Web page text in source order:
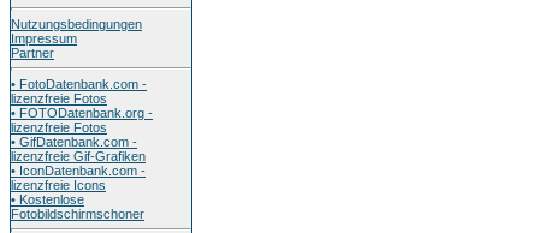
Nutzungsbedingungen
Impressum
Partner
• FotoDatenbank.com -
lizenzfreie Fotos
• FOTODatenbank.org -
lizenzfreie Fotos
• GifDatenbank.com -
lizenzfreie Gif-Grafiken
• IconDatenbank.com -
lizenzfreie Icons
• Kostenlose
Fotobildschirmschoner